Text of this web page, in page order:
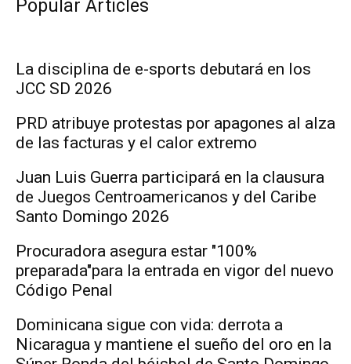
Popular Articles
La disciplina de e-sports debutará en los
JCC SD 2026
PRD atribuye protestas por apagones al alza
de las facturas y el calor extremo
Juan Luis Guerra participará en la clausura
de Juegos Centroamericanos y del Caribe
Santo Domingo 2026
Procuradora asegura estar "100%
preparada"para la entrada en vigor del nuevo
Código Penal
Dominicana sigue con vida: derrota a
Nicaragua y mantiene el sueño del oro en la